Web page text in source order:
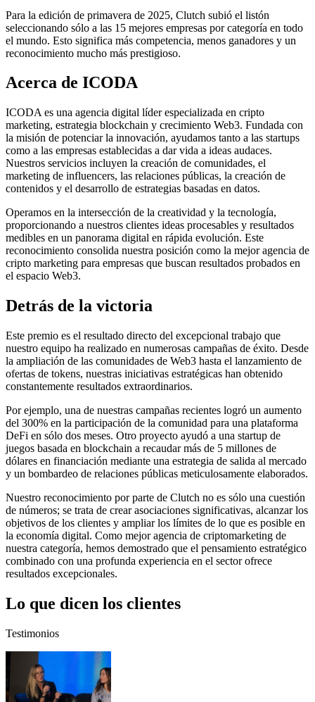
Para la edición de primavera de 2025, Clutch subió el listón
seleccionando sólo a las 15 mejores empresas por categoría en todo
el mundo. Esto significa más competencia, menos ganadores y un
reconocimiento mucho más prestigioso.
Acerca de ICODA
ICODA es una agencia digital líder especializada en cripto
marketing, estrategia blockchain y crecimiento Web3. Fundada con
la misión de potenciar la innovación, ayudamos tanto a las startups
como a las empresas establecidas a dar vida a ideas audaces.
Nuestros servicios incluyen la creación de comunidades, el
marketing de influencers, las relaciones públicas, la creación de
contenidos y el desarrollo de estrategias basadas en datos.
Operamos en la intersección de la creatividad y la tecnología,
proporcionando a nuestros clientes ideas procesables y resultados
medibles en un panorama digital en rápida evolución. Este
reconocimiento consolida nuestra posición como la mejor agencia de
cripto marketing para empresas que buscan resultados probados en
el espacio Web3.
Detrás de la victoria
Este premio es el resultado directo del excepcional trabajo que
nuestro equipo ha realizado en numerosas campañas de éxito. Desde
la ampliación de las comunidades de Web3 hasta el lanzamiento de
ofertas de tokens, nuestras iniciativas estratégicas han obtenido
constantemente resultados extraordinarios.
Por ejemplo, una de nuestras campañas recientes logró un aumento
del 300% en la participación de la comunidad para una plataforma
DeFi en sólo dos meses. Otro proyecto ayudó a una startup de
juegos basada en blockchain a recaudar más de 5 millones de
dólares en financiación mediante una estrategia de salida al mercado
y un bombardeo de relaciones públicas meticulosamente elaborados.
Nuestro reconocimiento por parte de Clutch no es sólo una cuestión
de números; se trata de crear asociaciones significativas, alcanzar los
objetivos de los clientes y ampliar los límites de lo que es posible en
la economía digital. Como mejor agencia de criptomarketing de
nuestra categoría, hemos demostrado que el pensamiento estratégico
combinado con una profunda experiencia en el sector ofrece
resultados excepcionales.
Lo que dicen los clientes
Testimonios